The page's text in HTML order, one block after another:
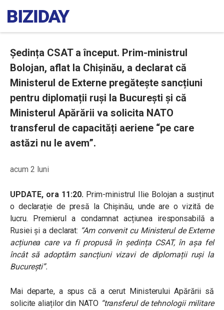
Ședința CSAT a început. Prim-ministrul
Bolojan, aflat la Chișinău, a declarat că
Ministerul de Externe pregătește sancțiuni
pentru diplomații ruși la București și că
Ministerul Apărării va solicita NATO
transferul de capacități aeriene “pe care
astăzi nu le avem”.
acum 2 luni
UPDATE, ora 11:20.Prim-ministrul Ilie Bolojan a susținut
o declarație de presă la Chișinău, unde are o vizită de
lucru. Premierul a condamnat acțiunea iresponsabilă a
Rusiei și a declarat: “Am convenit cu Ministerul de Externe
acțiunea care va fi propusă în ședința CSAT, în așa fel
încât să adoptăm sancțiuni vizavi de diplomații ruși la
București”.
Mai departe, a spus că a cerut Ministerului Apărării să
solicite aliaților din NATO “transferul de tehnologii militare